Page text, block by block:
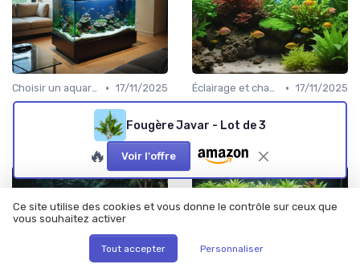
Choisir un aquarium • 17/11/2025
Comment installer et
entretenir un aquarium en
hauteur chez soi
Éclairage et chauffage • 17/11/2025
d’une bonbonne de CO2 pour
aquarium
Fougère Javar - Lot de 3
🔥 Voir l'offre
Ce site utilise des cookies et vous donne le contrôle sur ceux que
vous souhaitez activer
Tout accepter Personnaliser